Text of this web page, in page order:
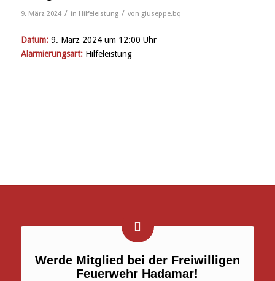
9. März 2024 / in Hilfeleistung / von giuseppe.bq
Datum:9. März 2024 um 12:00 Uhr
Alarmierungsart:Hilfeleistung
Werde Mitglied bei der Freiwilligen
Feuerwehr Hadamar!